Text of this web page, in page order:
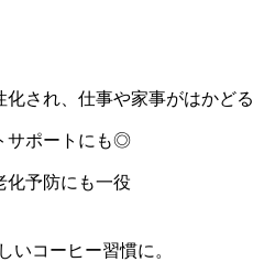
化され、仕事や家事がはかどる
サポートにも◎
化予防にも一役
いコーヒー習慣に。